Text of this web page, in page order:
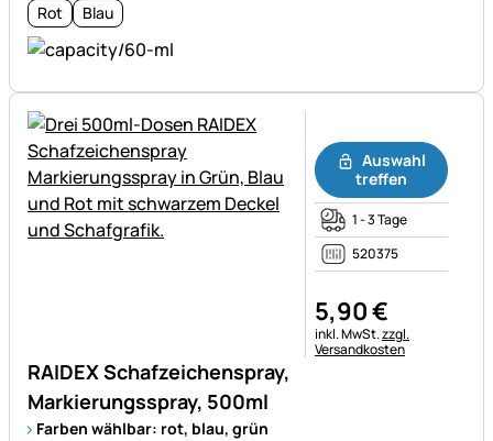
Rot Blau
RAIDEX Schafzeichenspray,
Markierungsspray, 500ml
Farben wählbar: rot, blau, grün
Auswahl
treffen
1 - 3 Tage
520375
5,90€
Steuerhinweis:
inkl. MwSt.zzgl.
Versandkosten